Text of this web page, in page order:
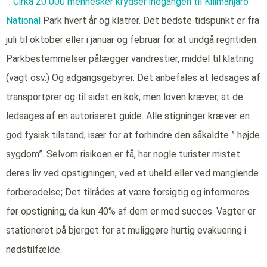
National Park hvert år og klatrer. Det bedste tidspunkt er fra
juli til oktober eller i januar og februar for at undgå regntiden.
Parkbestemmelser pålægger vandrestier, middel til klatring
(vagt osv.) Og adgangsgebyrer. Det anbefales at ledsages af
transportører og til sidst en kok, men loven kræver, at de
ledsages af en autoriseret guide. Alle stigninger kræver en
god fysisk tilstand, især for at forhindre den såkaldte ” højde
sygdom”. Selvom risikoen er få, har nogle turister mistet
deres liv ved opstigningen, ved et uheld eller ved manglende
forberedelse; Det tilrådes at være forsigtig og informeres
før opstigning, da kun 40% af dem er med succes. Vagter er
stationeret på bjerget for at muliggøre hurtig evakuering i
nødstilfælde.